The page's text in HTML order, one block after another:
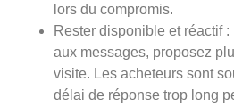
lors du compromis.
Rester disponible et réactif
aux messages, proposez
visite. Les acheteurs sont
délai de réponse trop long